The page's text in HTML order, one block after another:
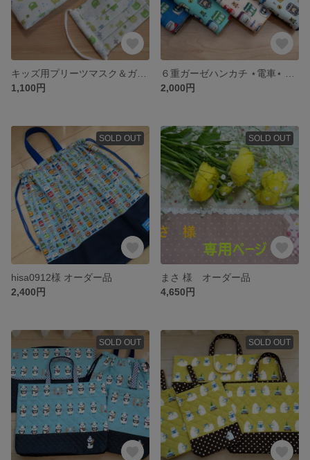
1,100円
2,000円
SOLD OUT
hisa0912様 オーダー品
2,400円
SOLD OUT
まさ 様 オーダー品
4,650円
SOLD OUT SOLD OUT